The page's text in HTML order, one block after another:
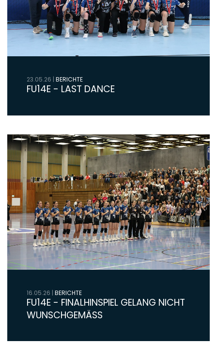
23.05.26 BERICHTE
FU14E - LAST DANCE
16.05.26 | BERICHTE
FU14E - FINALHINSPIEL GELANG NICHT
WUNSCHGEMÄSS